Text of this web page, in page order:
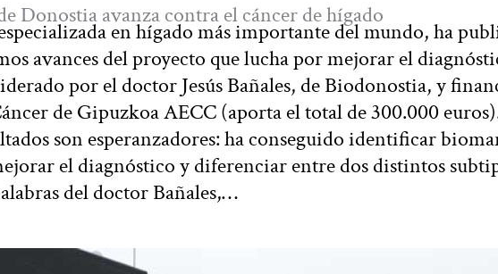
Donostia avanza contra el cáncer de hígado
en hígado más importante del mundo, ha
avances del proyecto que lucha por mejorar el
por el doctor Jesús Bañales, de Biodonostia, y
de Gipuzkoa AECC (aporta el total de 300.000
son esperanzadores: ha conseguido identificar
el diagnóstico y diferenciar entre dos distintos
del doctor Bañales,…